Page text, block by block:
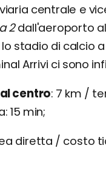
centrale e
2dall'aeroporto
stadio di calcio a
Arrivi ci sono
centro 7 km /
15 min;
diretta / costo